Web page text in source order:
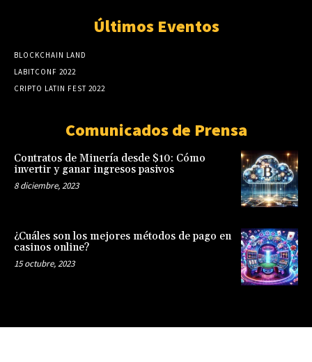
Últimos Eventos
BLOCKCHAIN LAND
LABITCONF 2022
CRIPTO LATIN FEST 2022
Comunicados de Prensa
Contratos de Minería desde $10: Cómo
invertir y ganar ingresos pasivos
8 diciembre, 2023
¿Cuáles son los mejores métodos de pago en
casinos online?
15 octubre, 2023